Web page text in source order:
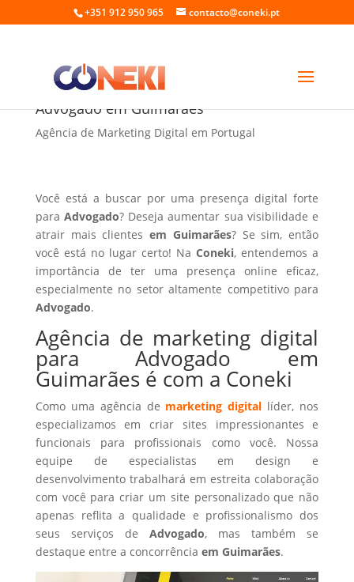
+351 912 950 965 contacto@coneki.pt
Agência de marketing digital para
Advogado em Guimarães
Agência de Marketing Digital em Portugal
Você está a buscar por uma presença digital forte
paraAdvogado? Deseja aumentar sua visibilidade e
atrair mais clientesem Guimarães? Se sim, então
você está no lugar certo! NaConeki, entendemos a
importância de ter uma presença online eficaz,
especialmente no setor altamente competitivo para
Advogado.
Agência de marketing digital
para Advogado em
Guimarães é com a Coneki
Como uma agência de marketing digital líder, nos
especializamos em criar sites impressionantes e
funcionais para profissionais como você. Nossa
equipe de especialistas em design e
desenvolvimento trabalhará em estreita colaboração
com você para criar um site personalizado que não
apenas reflita a qualidade e profissionalismo dos
seus serviços de Advogado, mas também se
destaque entre a concorrência em Guimarães.